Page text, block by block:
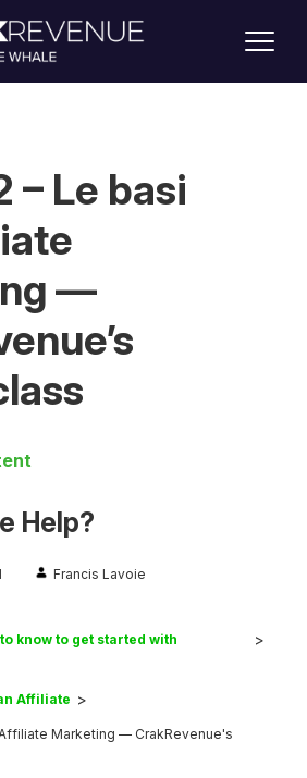
– Le basi
—
Help?
Francis Lavoie
know to get started with
Affiliate
Marketing — CrakRevenue's